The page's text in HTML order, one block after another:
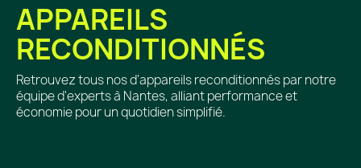
APPAREILS
RECONDITIONNÉS
Retrouvez tous nos d'appareils reconditionnés par notre
équipe d'experts à Nantes, alliant performance et
économie pour un quotidien simplifié.